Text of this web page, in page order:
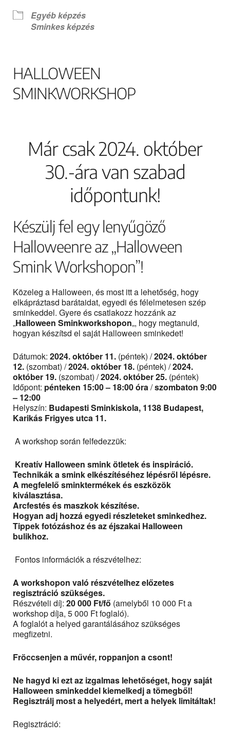
Egyéb képzés
Sminkes képzés
HALLOWEEN
SMINKWORKSHOP
Már csak 2024. október
30.-ára van szabad
időpontunk!
Készülj fel egy lenyűgöző
Halloweenre az „Halloween
Smink Workshopon”!
Közeleg a Halloween, és most itt a lehetőség, hogy
elkápráztasd barátaidat, egyedi és félelmetesen szép
sminkeddel. Gyere és csatlakozz hozzánk az
„Halloween Sminkworkshopon„, hogy megtanuld,
hogyan készítsd el saját Halloween sminkedet!
Dátumok: 2024. október 11. (péntek) /2024. október
12. (szombat) /2024. október 18. (péntek) /2024.
október 19. (szombat) /2024. október 25. (péntek)
Időpont: pénteken 15:00 – 18:00 óra/szombaton 9:00
– 12:00
Helyszín: Budapesti Sminkiskola, 1138 Budapest,
Karikás Frigyes utca 11.
A workshop során felfedezzük:
Kreatív Halloween smink ötletek és inspiráció.
Technikák a smink elkészítéséhez lépésről lépésre.
A megfelelő sminktermékek és eszközök
kiválasztása.
Arcfestés és maszkok készítése.
Hogyan adj hozzá egyedi részleteket sminkedhez.
Tippek fotózáshoz és az éjszakai Halloween
bulikhoz.
Fontos információk a részvételhez:
A workshopon való részvételhez előzetes
regisztráció szükséges.
Részvételi díj: 20 000 Ft/fő (amelyből 10 000 Ft a
workshop díja, 5 000 Ft foglaló).
A foglalót a helyed garantálásához szükséges
megfizetni.
Fröccsenjen a művér, roppanjon a csont!
Ne hagyd ki ezt az izgalmas lehetőséget, hogy saját
Halloween sminkeddel kiemelkedj a tömegből!
Regisztrálj most a helyedért, mert a helyek limitáltak!
Regisztráció: